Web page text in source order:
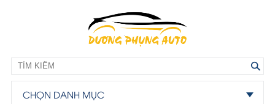
CHỌN DANH MỤC